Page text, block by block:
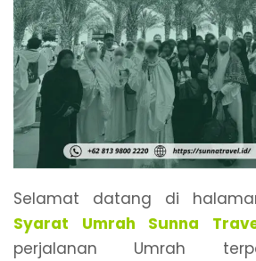
Selamat datang di
Syarat Umrah Sunna
perjalanan Umrah